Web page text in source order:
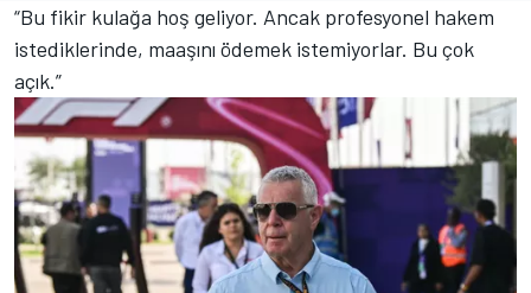
“Bu fikir kulağa hoş geliyor. Ancak profesyonel hakem
istediklerinde, maaşını ödemek istemiyorlar. Bu çok
açık.”